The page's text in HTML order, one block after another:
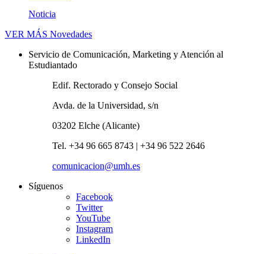
Noticia
VER MÁS Novedades
Servicio de Comunicación, Marketing y Atención al
Estudiantado
Edif. Rectorado y Consejo Social
Avda. de la Universidad, s/n
03202 Elche (Alicante)
Tel. +34 96 665 8743 | +34 96 522 2646
comunicacion@umh.es
Síguenos
Facebook
Twitter
YouTube
Instagram
LinkedIn